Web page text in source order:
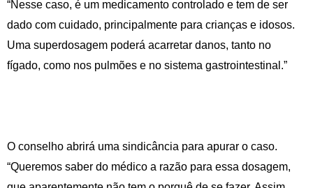
“Nesse caso, é um medicamento controlado e tem de ser
dado com cuidado, principalmente para crianças e idosos.
Uma superdosagem poderá acarretar danos, tanto no
fígado, como nos pulmões e no sistema gastrointestinal.”
O conselho abrirá uma sindicância para apurar o caso.
“Queremos saber do médico a razão para essa dosagem,